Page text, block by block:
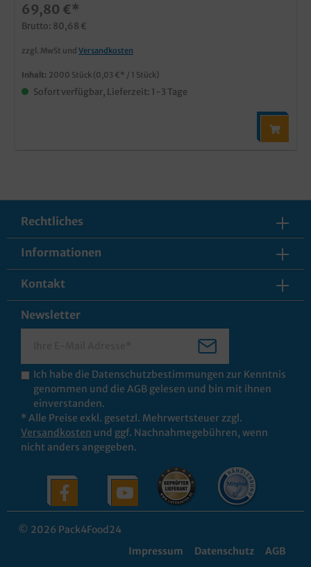
69,80 €*
Brutto: 80,68 €
zzgl. MwSt und Versandkosten
Inhalt: 2000 Stück (0,03 €* / 1 Stück)
Sofort verfügbar, Lieferzeit: 1-3 Tage
Rechtliches
Informationen
Kontakt
Newsletter
Ich habe die Datenschutzbestimmungen zur Kenntnis
genommen und die AGB gelesen und bin mit ihnen
einverstanden.
* Alle Preise exkl. gesetzl. Mehrwertsteuer zzgl.
Versandkosten und ggf. Nachnahmegebühren, wenn
nicht anders angegeben.
© 2026 Pack4Food24
Impressum
Datenschutz AGB